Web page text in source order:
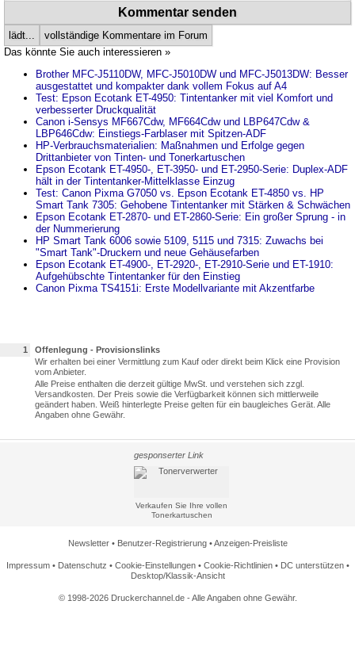
Kommentar senden
lädt...
vollständige Kommentare im Forum
Das könnte Sie auch interessieren »
Brother MFC-J5110DW, MFC-J5010DW und MFC-J5013DW: Besser
ausgestattet und kompakter dank vollem Fokus auf A4
Test: Epson Ecotank ET-4950: Tintentanker mit viel Komfort und
verbesserter Druckqualität
Canon i-Sensys MF667Cdw, MF664Cdw und LBP647Cdw &
LBP646Cdw: Einstiegs-Farblaser mit Spitzen-ADF
HP-Verbrauchsmaterialien: Maßnahmen und Erfolge gegen
Drittanbieter von Tinten- und Tonerkartuschen
Epson Ecotank ET-4950-, ET-3950- und ET-2950-Serie: Duplex-ADF
hält in der Tintentanker-Mittelklasse Einzug
Test: Canon Pixma G7050 vs. Epson Ecotank ET-4850 vs. HP
Smart Tank 7305: Gehobene Tintentanker mit Stärken & Schwächen
Epson Ecotank ET-2870- und ET-2860-Serie: Ein großer Sprung - in
der Nummerierung
HP Smart Tank 6006 sowie 5109, 5115 und 7315: Zuwachs bei
"Smart Tank"-Druckern und neue Gehäusefarben
Epson Ecotank ET-4900-, ET-2920-, ET-2910-Serie und ET-1910:
Aufgehübschte Tintentanker für den Einstieg
Canon Pixma TS4151i: Erste Modellvariante mit Akzentfarbe
1
Offenlegung - Provisionslinks
Wir erhalten bei einer Vermittlung zum Kauf oder direkt beim Klick eine Provision
vom Anbieter.
Alle Preise enthalten die derzeit gültige MwSt. und verstehen sich zzgl.
Versandkosten. Der Preis sowie die Verfügbarkeit können sich mittlerweile
geändert haben. Weiß hinterlegte Preise gelten für ein baugleiches Gerät. Alle
Angaben ohne Gewähr.
gesponserter Link
Verkaufen Sie Ihre vollen
Tonerkartuschen
Newsletter• Benutzer-Registrierung•Anzeigen-Preisliste
Impressum• Datenschutz • Cookie-Einstellungen• Cookie-Richtlinien• DC unterstützen•
Desktop/Klassik-Ansicht
© 1998-2026 Druckerchannel.de - Alle Angaben ohne Gewähr.